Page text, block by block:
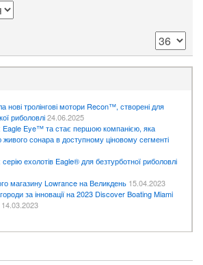
нові тролінгові мотори Recon™, створені для
риболовлі24.06.2025
Eagle Eye™ та стає першою компанією, яка
живого сонара в доступному ціновому сегменті
ехолотів Eagle® для безтурботної риболовлі
магазину Lowrance на Великдень 15.04.2023
за інновації на 2023 Discover Boating Miami
14.03.2023